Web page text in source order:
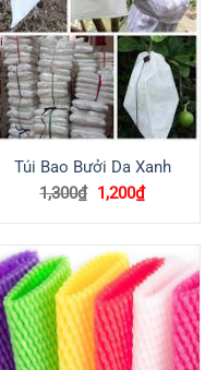
Túi Bao Bưởi Da Xanh
1,300₫ Giá
là:
1,300₫.
1,200₫Giá
hiện
tại
là:
1,200₫.